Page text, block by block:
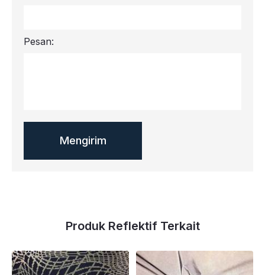
Pesan:
Produk Reflektif Terkait